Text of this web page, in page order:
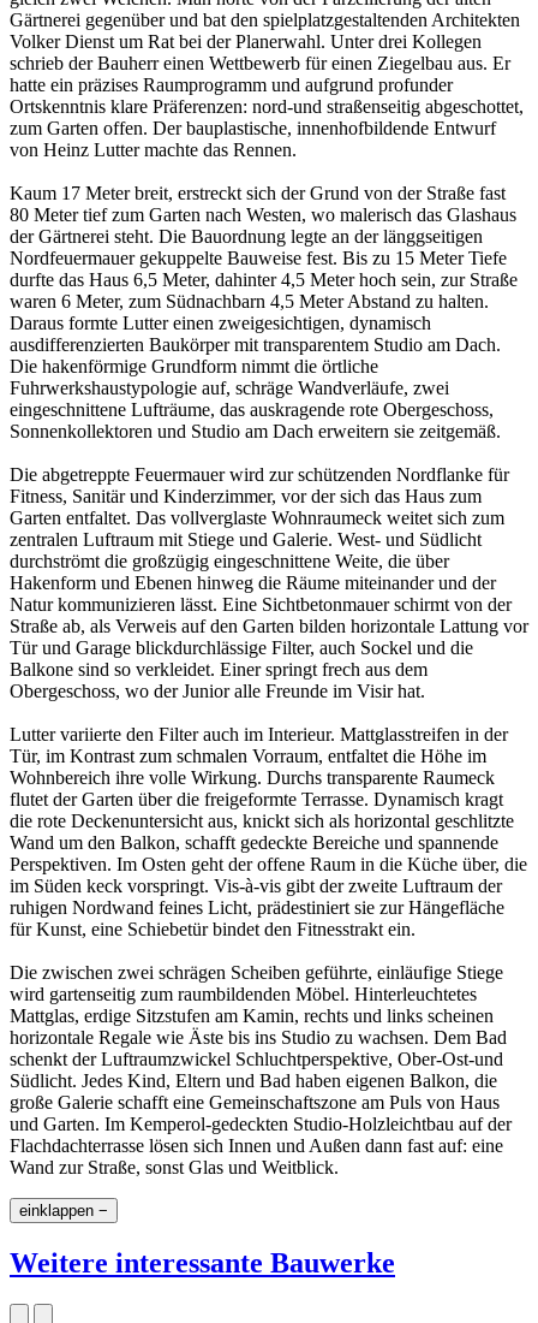
Gärtnerei gegenüber und bat den spielplatzgestaltenden Architekten
Volker Dienst um Rat bei der Planerwahl. Unter drei Kollegen
schrieb der Bauherr einen Wettbewerb für einen Ziegelbau aus. Er
hatte ein präzises Raumprogramm und aufgrund profunder
Ortskenntnis klare Präferenzen: nord-und straßenseitig abgeschottet,
zum Garten offen. Der bauplastische, innenhofbildende Entwurf
von Heinz Lutter machte das Rennen.
Kaum 17 Meter breit, erstreckt sich der Grund von der Straße fast
80 Meter tief zum Garten nach Westen, wo malerisch das Glashaus
der Gärtnerei steht. Die Bauordnung legte an der länggseitigen
Nordfeuermauer gekuppelte Bauweise fest. Bis zu 15 Meter Tiefe
durfte das Haus 6,5 Meter, dahinter 4,5 Meter hoch sein, zur Straße
waren 6 Meter, zum Südnachbarn 4,5 Meter Abstand zu halten.
Daraus formte Lutter einen zweigesichtigen, dynamisch
ausdifferenzierten Baukörper mit transparentem Studio am Dach.
Die hakenförmige Grundform nimmt die örtliche
Fuhrwerkshaustypologie auf, schräge Wandverläufe, zwei
eingeschnittene Lufträume, das auskragende rote Obergeschoss,
Sonnenkollektoren und Studio am Dach erweitern sie zeitgemäß.
Die abgetreppte Feuermauer wird zur schützenden Nordflanke für
Fitness, Sanitär und Kinderzimmer, vor der sich das Haus zum
Garten entfaltet. Das vollverglaste Wohnraumeck weitet sich zum
zentralen Luftraum mit Stiege und Galerie. West- und Südlicht
durchströmt die großzügig eingeschnittene Weite, die über
Hakenform und Ebenen hinweg die Räume miteinander und der
Natur kommunizieren lässt. Eine Sichtbetonmauer schirmt von der
Straße ab, als Verweis auf den Garten bilden horizontale Lattung vor
Tür und Garage blickdurchlässige Filter, auch Sockel und die
Balkone sind so verkleidet. Einer springt frech aus dem
Obergeschoss, wo der Junior alle Freunde im Visir hat.
Lutter variierte den Filter auch im Interieur. Mattglasstreifen in der
Tür, im Kontrast zum schmalen Vorraum, entfaltet die Höhe im
Wohnbereich ihre volle Wirkung. Durchs transparente Raumeck
flutet der Garten über die freigeformte Terrasse. Dynamisch kragt
die rote Deckenuntersicht aus, knickt sich als horizontal geschlitzte
Wand um den Balkon, schafft gedeckte Bereiche und spannende
Perspektiven. Im Osten geht der offene Raum in die Küche über, die
im Süden keck vorspringt. Vis-à-vis gibt der zweite Luftraum der
ruhigen Nordwand feines Licht, prädestiniert sie zur Hängefläche
für Kunst, eine Schiebetür bindet den Fitnesstrakt ein.
Die zwischen zwei schrägen Scheiben geführte, einläufige Stiege
wird gartenseitig zum raumbildenden Möbel. Hinterleuchtetes
Mattglas, erdige Sitzstufen am Kamin, rechts und links scheinen
horizontale Regale wie Äste bis ins Studio zu wachsen. Dem Bad
schenkt der Luftraumzwickel Schluchtperspektive, Ober-Ost-und
Südlicht. Jedes Kind, Eltern und Bad haben eigenen Balkon, die
große Galerie schafft eine Gemeinschaftszone am Puls von Haus
und Garten. Im Kemperol-gedeckten Studio-Holzleichtbau auf der
Flachdachterrasse lösen sich Innen und Außen dann fast auf: eine
Wand zur Straße, sonst Glas und Weitblick.
einklappen −
Weitere interessante Bauwerke